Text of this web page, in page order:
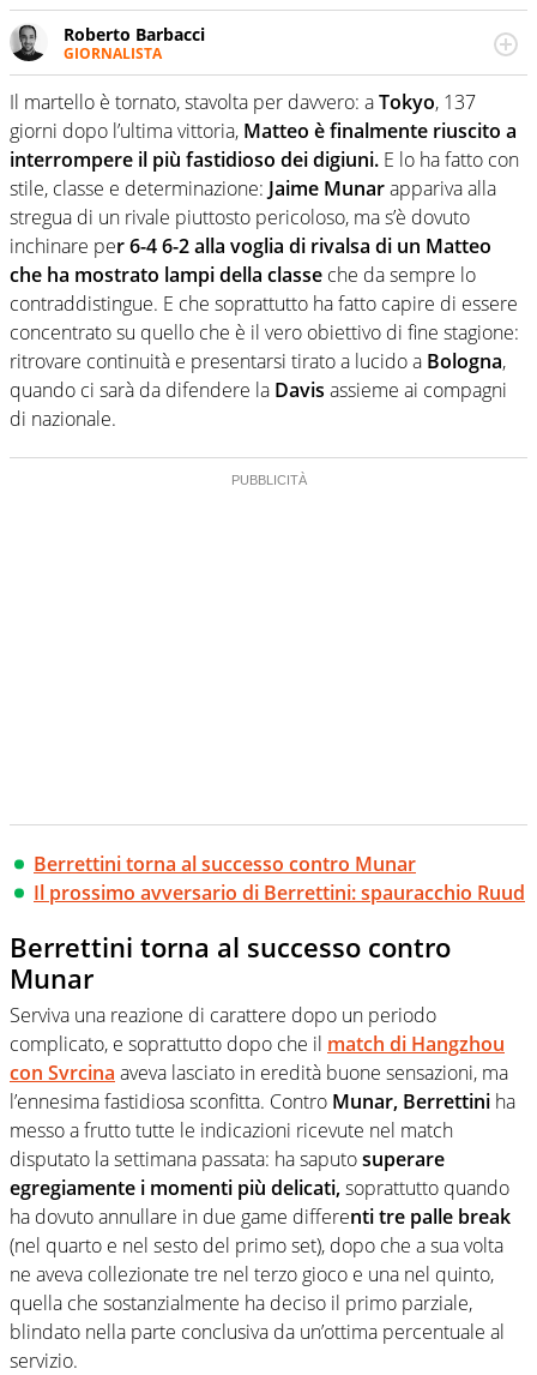
Roberto Barbacci
GIORNALISTA
Giornalista (pubblicista) sportivo a tutto campo, è il
tuttologo di Virgilio Sport. Provate a chiedergli di boxe, di
scherma, di volley o di curling: ve ne farà innamorare
Il martello è tornato, stavolta per davvero: aTokyo, 137
giorni dopo l’ultima vittoria, Matteo è finalmente riuscito a
interrompere il più fastidioso dei digiuni. E lo ha fatto con
stile, classe e determinazione: Jaime Munarappariva alla
stregua di un rivale piuttosto pericoloso, ma s’è dovuto
inchinare per 6-4 6-2 alla voglia di rivalsa di un Matteo
che ha mostrato lampi della classe che da sempre lo
contraddistingue. E che soprattutto ha fatto capire di essere
concentrato su quello che è il vero obiettivo di fine stagione:
ritrovare continuità e presentarsi tirato a lucido a Bologna,
quando ci sarà da difendere la Davis assieme ai compagni
di nazionale.
Berrettini torna al successo contro Munar
Il prossimo avversario di Berrettini: spauracchio Ruud
Berrettini torna al successo contro
Munar
Serviva una reazione di carattere dopo un periodo
complicato, e soprattutto dopo che il match di Hangzhou
con Svrcina aveva lasciato in eredità buone sensazioni, ma
l’ennesima fastidiosa sconfitta. Contro Munar, Berrettini ha
messo a frutto tutte le indicazioni ricevute nel match
disputato la settimana passata: ha saputosuperare
egregiamente i momenti più delicati,soprattutto quando
ha dovuto annullare in due game differenti tre palle break
(nel quarto e nel sesto del primo set), dopo che a sua volta
ne aveva collezionate tre nel terzo gioco e una nel quinto,
quella che sostanzialmente ha deciso il primo parziale,
blindato nella parte conclusiva da un’ottima percentuale al
servizio.